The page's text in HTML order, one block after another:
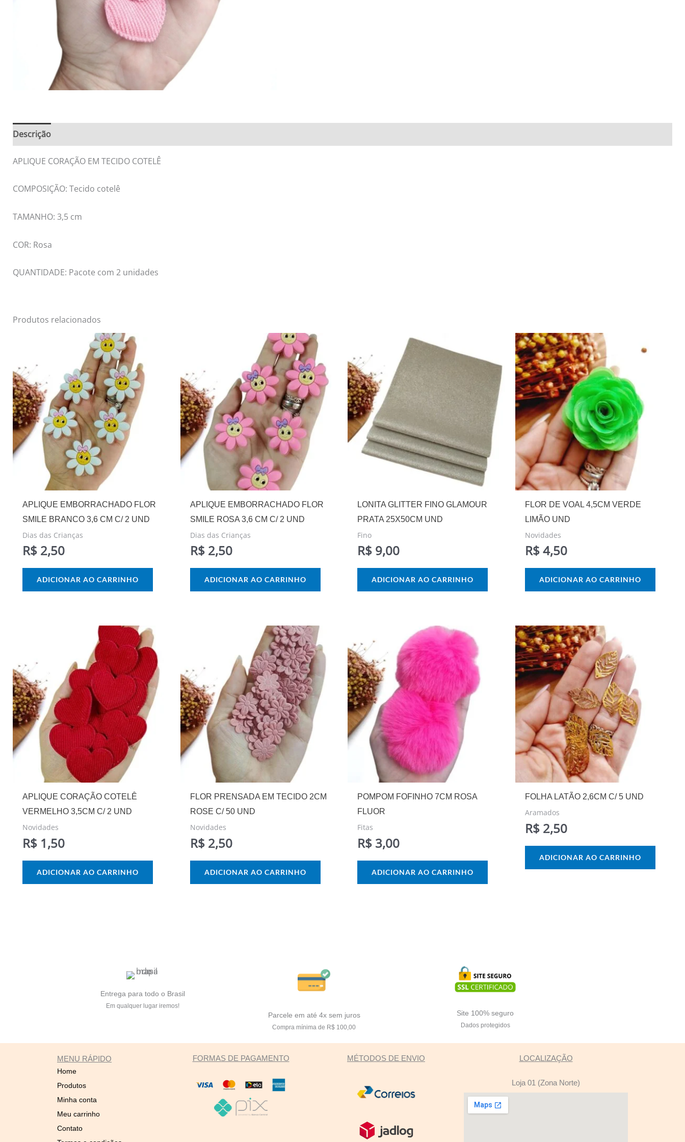
Descrição
APLIQUE CORAÇÃO EM TECIDO COTELÊ
COMPOSIÇÃO: Tecido cotelê
TAMANHO: 3,5 cm
COR: Rosa
QUANTIDADE: Pacote com 2 unidades
Produtos relacionados
APLIQUE EMBORRACHADO FLOR
SMILE BRANCO 3,6 CM C/ 2 UND
Dias das Crianças
R$ 2,50
ADICIONAR AO CARRINHO
APLIQUE EMBORRACHADO FLOR
SMILE ROSA 3,6 CM C/ 2 UND
Dias das Crianças
R$2,50
ADICIONAR AO CARRINHO
LONITA GLITTER FINO GLAMOUR
PRATA 25X50CM UND
Fino
R$ 9,00
ADICIONAR AO CARRINHO
FLOR DE VOAL 4,5CM VERDE
LIMÃO UND
Novidades
R$4,50
ADICIONAR AO CARRINHO
APLIQUE CORAÇÃO COTELÊ
VERMELHO 3,5CM C/ 2 UND
Novidades
R$ 1,50
ADICIONAR AO CARRINHO
FLOR PRENSADA EM TECIDO 2CM
ROSE C/ 50 UND
Novidades
R$2,50
ADICIONAR AO CARRINHO
POMPOM FOFINHO 7CM ROSA
FLUOR
Fitas
R$ 3,00
ADICIONAR AO CARRINHO
FOLHA LATÃO 2,6CM C/ 5 UND
Aramados
R$2,50
ADICIONAR AO CARRINHO
Entrega para todo o Brasil
Em qualquer lugar iremos!
Parcele em até 4x sem juros
Compra mínima de R$ 100,00
Site 100% seguro
Dados protegidos
MENU RÁPIDO
Home
Produtos
Minha conta
Meu carrinho
Contato
FORMAS DE PAGAMENTO MÉTODOS DE ENVIO LOCALIZAÇÃO
Loja 01 (Zona Norte)